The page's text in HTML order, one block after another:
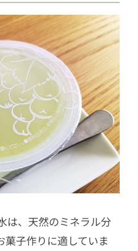
は、天然のミネラル分
菓子作りに適していま